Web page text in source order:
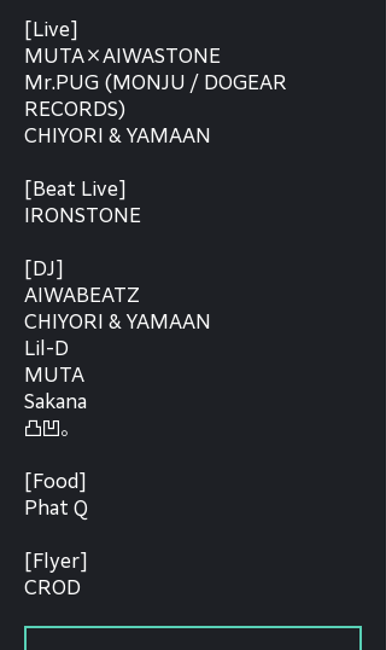
[Live]
MUTA×AIWASTONE
Mr.PUG (MONJU / DOGEAR
RECORDS)
CHIYORI & YAMAAN
[Beat Live]
IRONSTONE
[DJ]
AIWABEATZ
CHIYORI & YAMAAN
Lil-D
MUTA
Sakana
凸凹。
[Food]
Phat Q
[Flyer]
CROD